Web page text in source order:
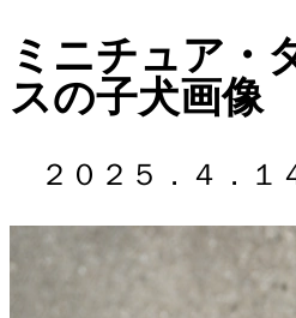
ミニチュア
スの子犬画像
２０２５．４．１